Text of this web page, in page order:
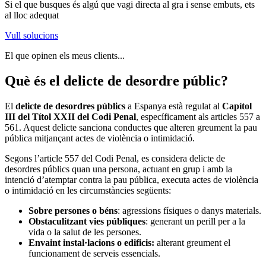
Si el que busques és algú que vagi directa al gra i sense embuts, ets
al lloc adequat
Vull solucions
El que opinen els meus clients...
Què és el delicte de desordre públic?
El delicte de desordres públics a Espanya està regulat al Capítol
III del Títol XXII del Codi Penal, específicament als articles 557 a
561. Aquest delicte sanciona conductes que alteren greument la pau
pública mitjançant actes de violència o intimidació.
Segons l’article 557 del Codi Penal, es considera delicte de
desordres públics quan una persona, actuant en grup i amb la
intenció d’atemptar contra la pau pública, executa actes de violència
o intimidació en les circumstàncies següents:
Sobre persones o béns: agressions físiques o danys materials.
Obstaculitzant vies públiques: generant un perill per a la
vida o la salut de les persones.
Envaint instal·lacions o edificis: alterant greument el
funcionament de serveis essencials.